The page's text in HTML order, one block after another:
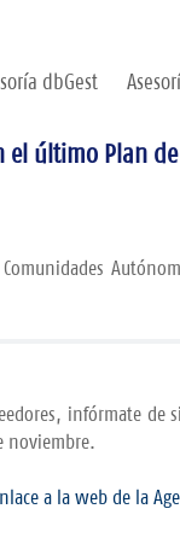
dbGest
último Plan
infórmate
noviembre.
a la web de la